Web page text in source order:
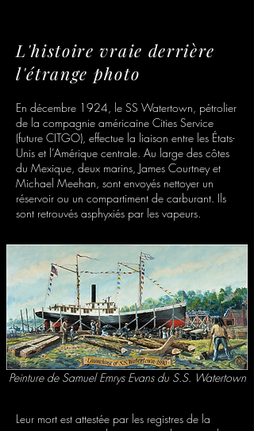
L'histoire vraie derrière
l'étrange photo
En décembre 1924, le SS Watertown, pétrolier
de la compagnie américaine Cities Service
(future CITGO), effectue la liaison entre les États-
Unis et l’Amérique centrale. Au large des côtes
du Mexique, deux marins, James Courtney et
Michael Meehan, sont envoyés nettoyer un
réservoir ou un compartiment de carburant. Ils
sont retrouvés asphyxiés par les vapeurs.
Peinture de Samuel Emrys Evans du S.S. Watertown
Leur mort est attestée par les registres de la